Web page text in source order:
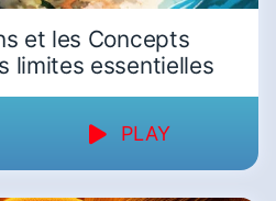
et les Concepts
limites essentielles
PLAY